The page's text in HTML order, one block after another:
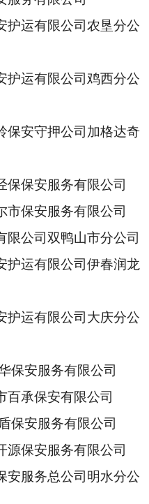
运有限公司农垦分公
运有限公司鸡西分公
安守押公司加格达奇
保安服务有限公司
保安服务有限公司
公司双鸭山市分公司
运有限公司伊春润龙
运有限公司大庆分公
保安服务有限公司
承保安有限公司
保安服务有限公司
保安服务有限公司
服务总公司明水分公